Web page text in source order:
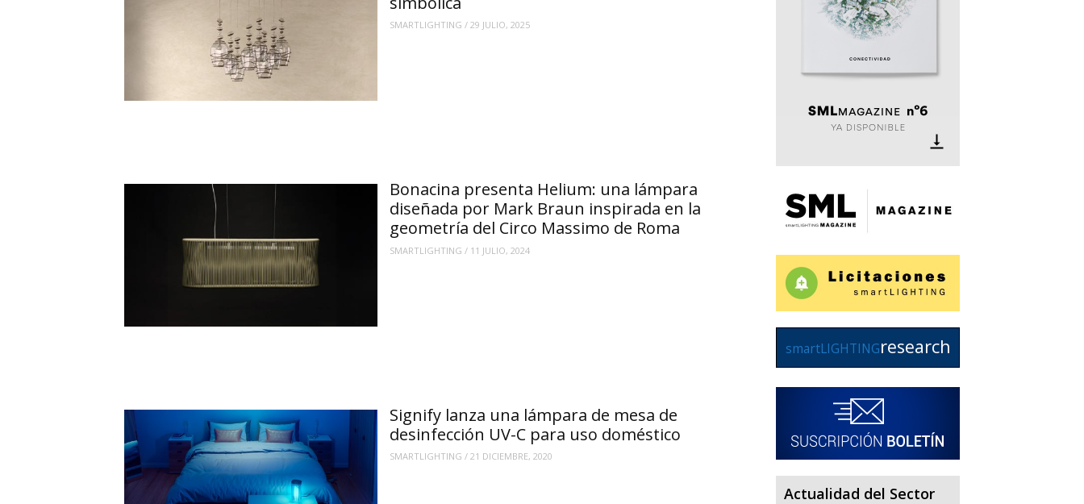
SMARTLIGHTING / 29 JULIO, 2025
Bonacina presenta Helium: una lámpara
diseñada por Mark Braun inspirada en la
geometría del Circo Massimo de Roma
SMARTLIGHTING / 11 JULIO, 2024
Signify lanza una lámpara de mesa de
desinfección UV-C para uso doméstico
SMARTLIGHTING / 21 DICIEMBRE, 2020
smartLIGHTINGresearch
Actualidad del Sector